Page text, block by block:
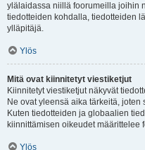
ylälaidassa niillä foorumeilla joihin
tiedotteiden kohdalla, tiedotteiden
ylläpitäjä.
Ylös
Mitä ovat kiinnitetyt viestiketjut
Kiinnitetyt viestiketjut näkyvät
Ne ovat yleensä aika tärkeitä,
Kuten tiedotteiden ja globaalien
kiinnittämisen oikeudet määrittelee
Ylös